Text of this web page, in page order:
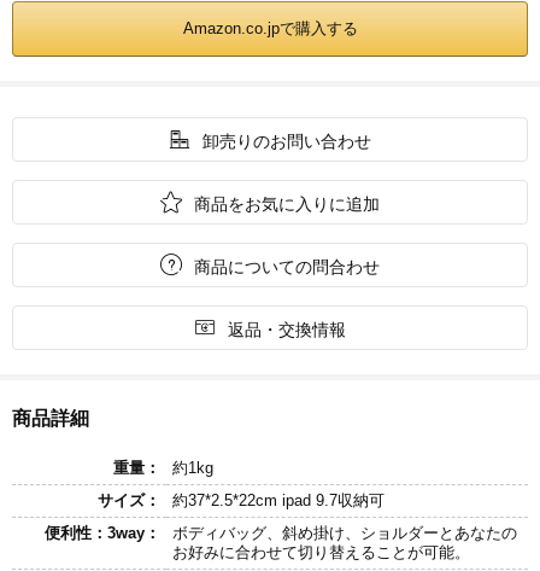
Amazon.co.jpで購入する
 卸売りのお問い合わせ
 商品をお気に入りに追加
 商品についての問合わせ
 返品・交換情報
商品詳細
重量：
約1kg
サイズ：
約37*2.5*22cm ipad 9.7収納可
便利性：3way：
ボディバッグ、斜め掛け、ショルダーとあなたの
お好みに合わせて切り替えることが可能。